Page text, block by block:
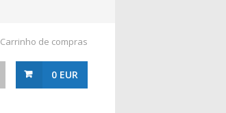
Carrinho de compras
0 EUR